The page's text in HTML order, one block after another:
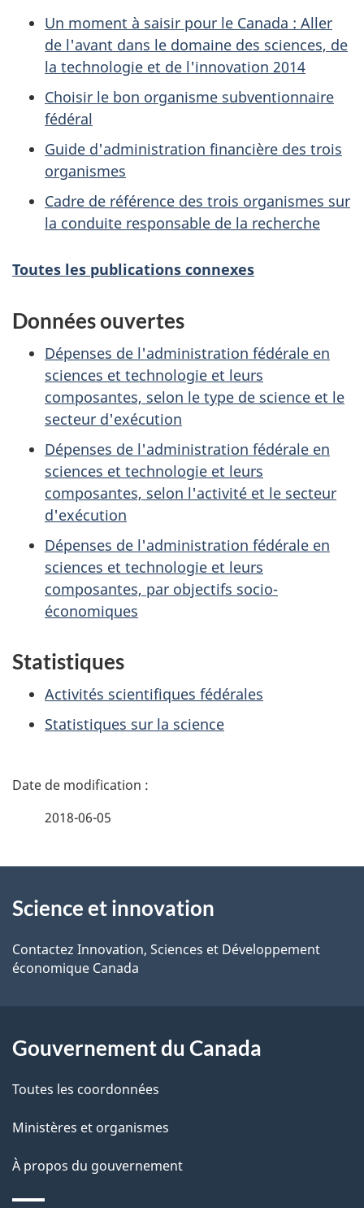
Un moment à saisir pour le Canada : Aller
de l'avant dans le domaine des sciences, de
la technologie et de l'innovation 2014
Choisir le bon organisme subventionnaire
fédéral
Guide d'administration financière des trois
organismes
Cadre de référence des trois organismes sur
la conduite responsable de la recherche
Toutes les publications connexes
Données ouvertes
Dépenses de l'administration fédérale en
sciences et technologie et leurs
composantes, selon le type de science et le
secteur d'exécution
Dépenses de l'administration fédérale en
sciences et technologie et leurs
composantes, selon l'activité et le secteur
d'exécution
Dépenses de l'administration fédérale en
sciences et technologie et leurs
composantes, par objectifs socio-
économiques
Statistiques
Activités scientifiques fédérales
Statistiques sur la science
D
i
l
e
l
a
p
a
2018-06-05
propos
de
Science et innovation
Contactez Innovation, Sciences et Développement
économique Canada
Gouvernement du Canada
Toutes les coordonnées
Ministères et organismes
À propos du gouvernement